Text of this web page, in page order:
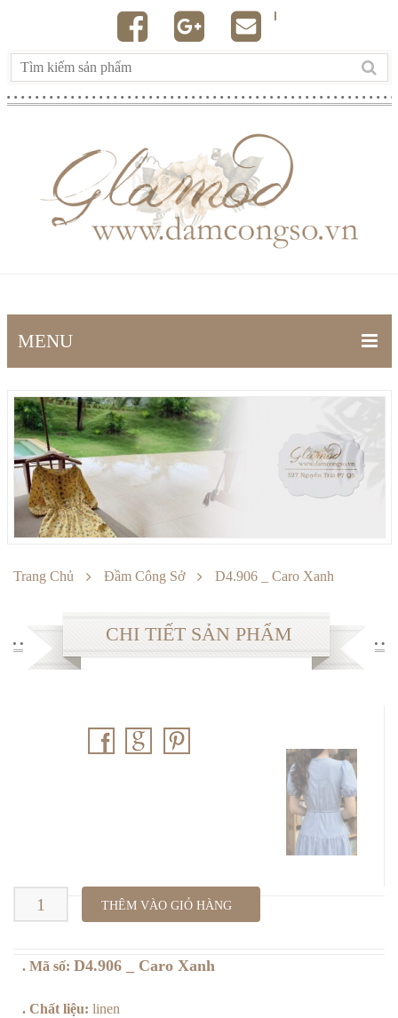
MENU
SẢN PHẨM
Đầm công sở
Đầm dự tiệc
Sản phẩm khuyến mại
THÔNG TIN
Chế độ bảo hành
Chuyển khoản
FACEBOOK
Trang Chủ Đầm Công Sở D4.906 _ Caro Xanh
CHI TIẾT SẢN PHẨM
D4.906
Caro
Xanh
THÊM VÀO GIỎ HÀNG
. Mã số: D4.906 _ Caro Xanh
. Chất liệu: linen